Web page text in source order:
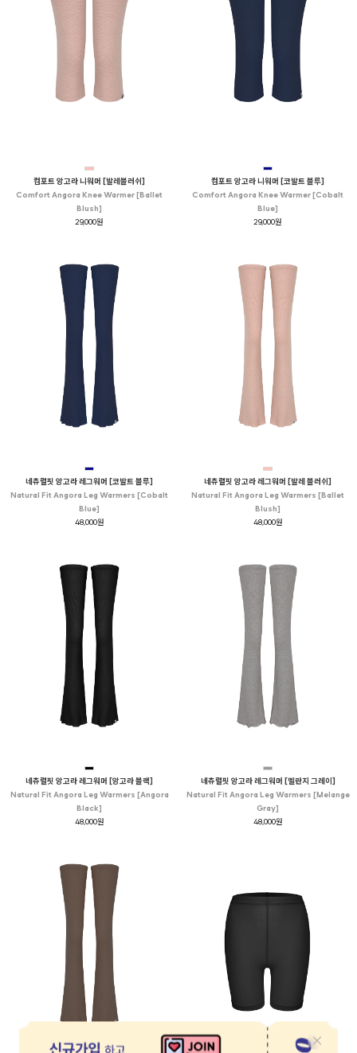
컴포트 앙고라 니워머 [발레블러쉬]
Comfort Angora Knee Warmer [Ballet
Blush]
29,000원
컴포트 앙고라 니워머 [코발트 블루]
Comfort Angora Knee Warmer [Cobalt
Blue]
29,000원
네츄럴핏 앙고라 레그워머 [코발트 블루]
Natural Fit Angora Leg Warmers [Cobalt
Blue]
48,000원
네츄럴핏 앙고라 레그워머 [발레 블러쉬]
Natural Fit Angora Leg Warmers [Ballet
Blush]
48,000원
네츄럴핏 앙고라 레그워머 [앙고라 블랙]
Natural Fit Angora Leg Warmers [Angora
Black]
48,000원
네츄럴핏 앙고라 레그워머 [멜란지 그레이]
Natural Fit Angora Leg Warmers [Melange
Gray]
48,000원